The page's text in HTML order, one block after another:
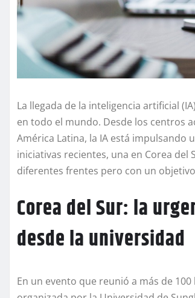
La llegada de la inteligencia artificial
en todo el mundo. Desde los centros
América Latina, la IA está
iniciativas recientes, una en Corea
diferentes frentes pero con un
Corea del Sur: la
desde la universidad
En un evento que reunió a más de